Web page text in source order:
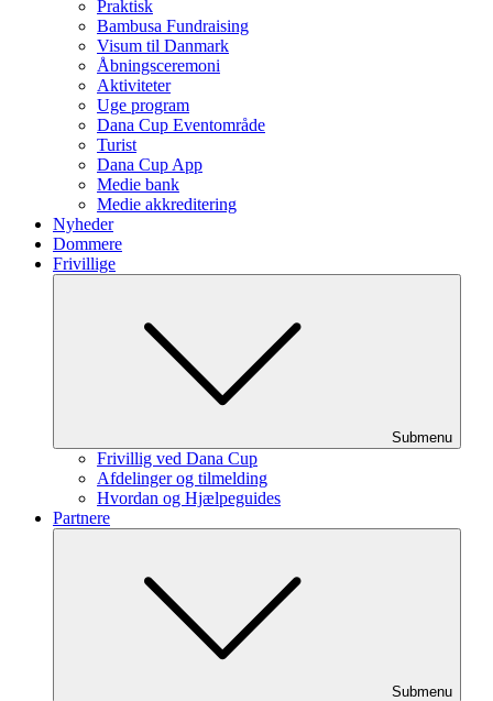
Praktisk
Bambusa Fundraising
Visum til Danmark
Åbningsceremoni
Aktiviteter
Uge program
Dana Cup Eventområde
Turist
Dana Cup App
Medie bank
Medie akkreditering
Nyheder
Dommere
Frivillige
Submenu
Frivillig ved Dana Cup
Afdelinger og tilmelding
Hvordan og Hjælpeguides
Partnere
Submenu